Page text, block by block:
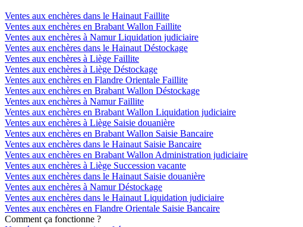
Ventes aux enchères dans le Hainaut Faillite
Ventes aux enchères en Brabant Wallon Faillite
Ventes aux enchères à Namur Liquidation judiciaire
Ventes aux enchères dans le Hainaut Déstockage
Ventes aux enchères à Liège Faillite
Ventes aux enchères à Liège Déstockage
Ventes aux enchères en Flandre Orientale Faillite
Ventes aux enchères en Brabant Wallon Déstockage
Ventes aux enchères à Namur Faillite
Ventes aux enchères en Brabant Wallon Liquidation judiciaire
Ventes aux enchères à Liège Saisie douanière
Ventes aux enchères en Brabant Wallon Saisie Bancaire
Ventes aux enchères dans le Hainaut Saisie Bancaire
Ventes aux enchères en Brabant Wallon Administration judiciaire
Ventes aux enchères à Liège Succession vacante
Ventes aux enchères dans le Hainaut Saisie douanière
Ventes aux enchères à Namur Déstockage
Ventes aux enchères dans le Hainaut Liquidation judiciaire
Ventes aux enchères en Flandre Orientale Saisie Bancaire
Comment ça fonctionne ?